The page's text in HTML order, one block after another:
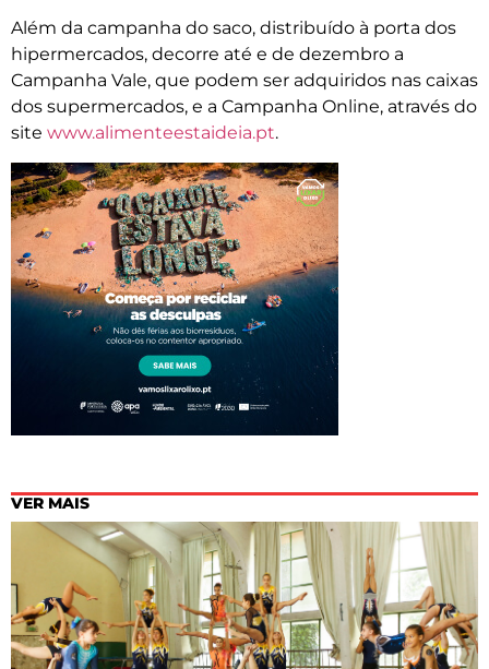
Além da campanha do saco, distribuído à porta dos
hipermercados, decorre até e de dezembro a
Campanha Vale, que podem ser adquiridos nas caixas
dos supermercados, e a Campanha Online, através do
site www.alimenteestaideia.pt.
VER MAIS